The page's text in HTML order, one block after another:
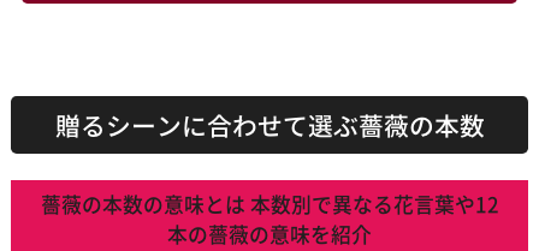
贈るシーンに合わせて選ぶ薔薇の本数
薔薇の本数の意味とは 本数別で異なる花言葉や12
本の薔薇の意味を紹介